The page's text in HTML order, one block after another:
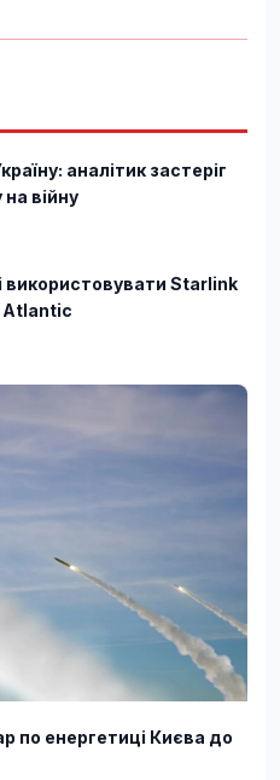
аналітик застеріг
війну
використовувати Starlink
Atlantic
по енергетиці Києва до